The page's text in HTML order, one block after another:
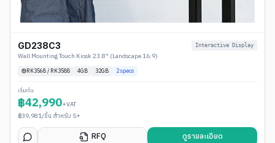
GD238C3 Interactive Display
Wall Mounting Touch Kiosk 23.8" (Landscape 16:9)
RK3568 / RK3588 4GB 32GB 2specs
เริ่มต้น
฿42,990+VAT
฿39,981/ชิ้น สำหรับ 5+
RFQ ดูรายละเอียด